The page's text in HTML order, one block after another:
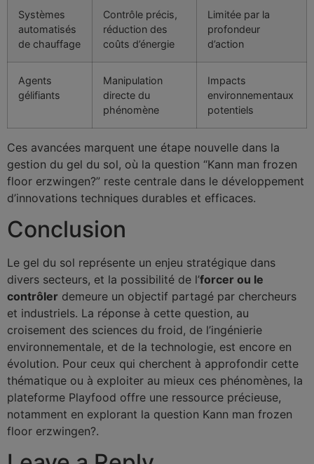
Systèmes
automatisés
de chauffage
Contrôle précis,
réduction des
coûts d’énergie
Limitée par la
profondeur
d’action
Agents
gélifiants
Manipulation
directe du
phénomène
Impacts
environnementaux
potentiels
Ces avancées marquent une étape nouvelle dans la
gestion du gel du sol, où la question “Kann man frozen
floor erzwingen?” reste centrale dans le développement
d’innovations techniques durables et efficaces.
Conclusion
Le gel du sol représente un enjeu stratégique dans
divers secteurs, et la possibilité de l’forcer ou le
contrôler demeure un objectif partagé par chercheurs
et industriels. La réponse à cette question, au
croisement des sciences du froid, de l’ingénierie
environnementale, et de la technologie, est encore en
évolution. Pour ceux qui cherchent à approfondir cette
thématique ou à exploiter au mieux ces phénomènes, la
plateforme Playfood offre une ressource précieuse,
notamment en explorant la question Kann man frozen
floor erzwingen?.